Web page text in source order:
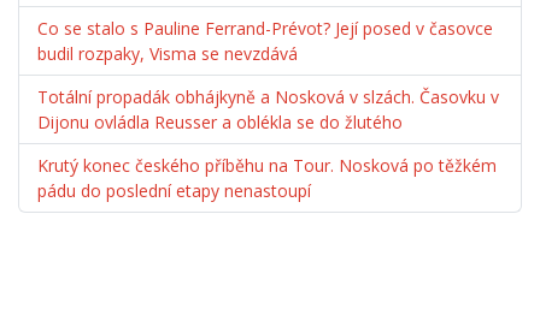
Co se stalo s Pauline Ferrand-Prévot? Její posed v časovce
budil rozpaky, Visma se nevzdává
Totální propadák obhájkyně a Nosková v slzách. Časovku v
Dijonu ovládla Reusser a oblékla se do žlutého
Krutý konec českého příběhu na Tour. Nosková po těžkém
pádu do poslední etapy nenastoupí